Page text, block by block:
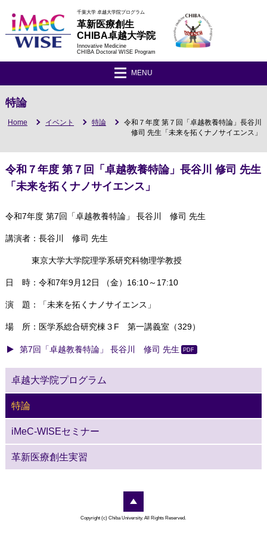
千葉大学 卓越大学院プログラム
革新医療創生
CHIBA卓越大学院
Innovative Medicine
CHIBA Doctoral WISE Program
MENU
特論
Home イベント 特論
令和７年度 第７回「卓越教養特論」長谷川
修司 先生「未来を拓くナノサイエンス」
令和７年度 第７回「卓越教養特論」長谷川 修司 先生
「未来を拓くナノサイエンス」
令和7年度 第7回「卓越教養特論」 長谷川 修司 先生
講演者： 長谷川 修司 先生
東京大学大学院理学系研究科物理学教授
日 時： 令和7年9月12日 （金） 16:10～17:10
演 題：「未来を拓くナノサイエンス」
場 所：医学系総合研究棟３F 第一講義室（329）
第7回「卓越教養特論」 長谷川 修司 先生
卓越大学院プログラム
特論
iMeC-WISEセミナー
革新医療創生実習
Copyright (c) Chiba University. All Rights Reserved.